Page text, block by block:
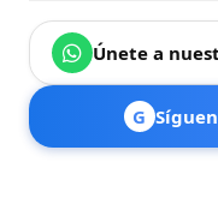
Únete a
G